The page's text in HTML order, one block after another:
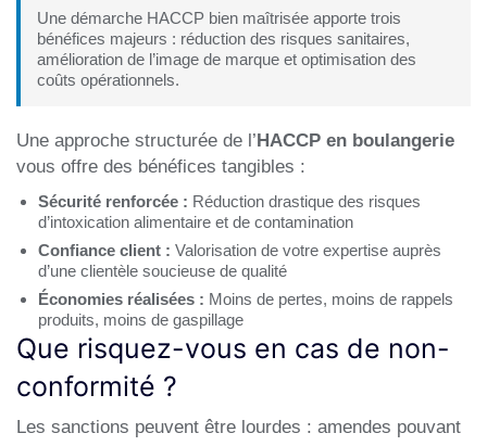
Une démarche HACCP bien maîtrisée apporte trois
bénéfices majeurs : réduction des risques sanitaires,
amélioration de l’image de marque et optimisation des
coûts opérationnels.
Une approche structurée de l’HACCP en boulangerie
vous offre des bénéfices tangibles :
Sécurité renforcée : Réduction drastique des risques
d’intoxication alimentaire et de contamination
Confiance client : Valorisation de votre expertise auprès
d’une clientèle soucieuse de qualité
Économies réalisées : Moins de pertes, moins de rappels
produits, moins de gaspillage
Que risquez-vous en cas de non-
conformité ?
Les sanctions peuvent être lourdes : amendes pouvant